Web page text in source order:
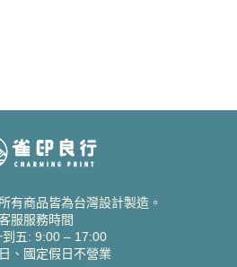
有商品皆為台灣設計製造。
服服務時間
到五: 9:00 – 17:00
、國定假日不營業